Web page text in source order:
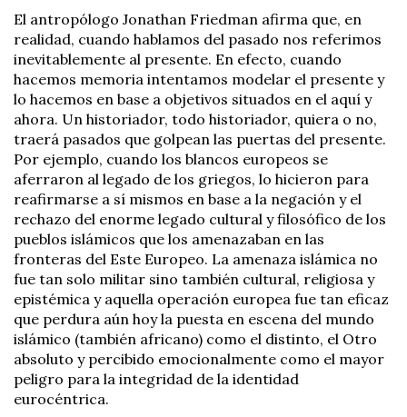
El antropólogo Jonathan Friedman afirma que, en
realidad, cuando hablamos del pasado nos referimos
inevitablemente al presente. En efecto, cuando
hacemos memoria intentamos modelar el presente y
lo hacemos en base a objetivos situados en el aquí y
ahora. Un historiador, todo historiador, quiera o no,
traerá pasados que golpean las puertas del presente.
Por ejemplo, cuando los blancos europeos se
aferraron al legado de los griegos, lo hicieron para
reafirmarse a sí mismos en base a la negación y el
rechazo del enorme legado cultural y filosófico de los
pueblos islámicos que los amenazaban en las
fronteras del Este Europeo. La amenaza islámica no
fue tan solo militar sino también cultural, religiosa y
epistémica y aquella operación europea fue tan eficaz
que perdura aún hoy la puesta en escena del mundo
islámico (también africano) como el distinto, el Otro
absoluto y percibido emocionalmente como el mayor
peligro para la integridad de la identidad
eurocéntrica.